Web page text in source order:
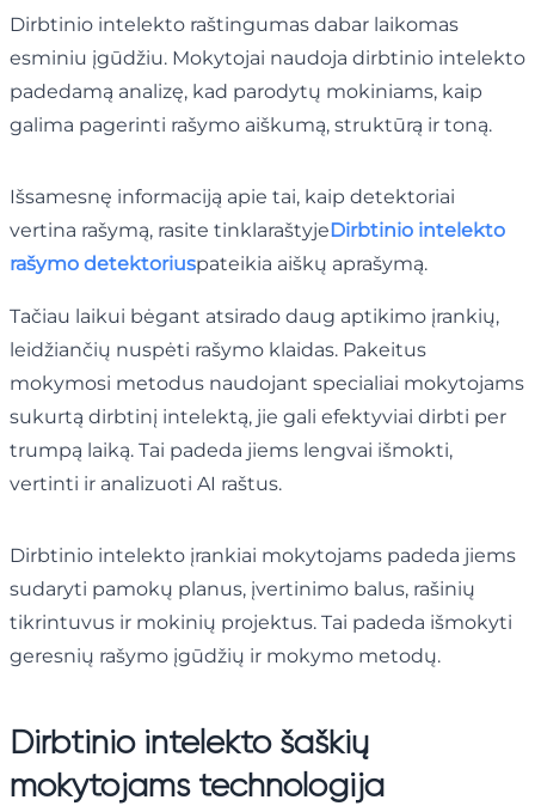
Dirbtinio intelekto raštingumas dabar laikomas
esminiu įgūdžiu. Mokytojai naudoja dirbtinio intelekto
padedamą analizę, kad parodytų mokiniams, kaip
galima pagerinti rašymo aiškumą, struktūrą ir toną.
Išsamesnę informaciją apie tai, kaip detektoriai
vertina rašymą, rasite tinklaraštyjeDirbtinio intelekto
rašymo detektoriuspateikia aiškų aprašymą.
Tačiau laikui bėgant atsirado daug aptikimo įrankių,
leidžiančių nuspėti rašymo klaidas. Pakeitus
mokymosi metodus naudojant specialiai mokytojams
sukurtą dirbtinį intelektą, jie gali efektyviai dirbti per
trumpą laiką. Tai padeda jiems lengvai išmokti,
vertinti ir analizuoti AI raštus.
Dirbtinio intelekto įrankiai mokytojams padeda jiems
sudaryti pamokų planus, įvertinimo balus, rašinių
tikrintuvus ir mokinių projektus. Tai padeda išmokyti
geresnių rašymo įgūdžių ir mokymo metodų.
Dirbtinio intelekto šaškių
mokytojams technologija